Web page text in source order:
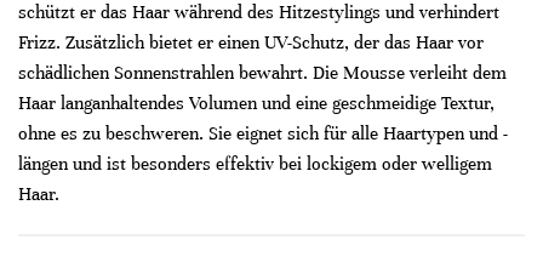
schützt er das Haar während des Hitzestylings und verhindert
Frizz. Zusätzlich bietet er einen UV-Schutz, der das Haar vor
schädlichen Sonnenstrahlen bewahrt. Die Mousse verleiht dem
Haar langanhaltendes Volumen und eine geschmeidige Textur,
ohne es zu beschweren. Sie eignet sich für alle Haartypen und -
längen und ist besonders effektiv bei lockigem oder welligem
Haar.